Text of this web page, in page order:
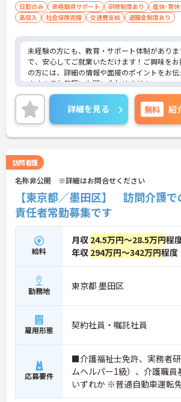
日勤のみ 資格取得サポート 研修制度あり
産休･育
高収入
社会保険完備 交通費支給 退職金制度あり
未経験の方にも、教育・サポート体制がありま
で、安心してご就業いただけます！ご興味をお
の方には、詳細の情報や面接のポイントをお伝
ますのでお気軽にお問い合わせください。
詳細を見る 無料 紹
訪問看護
名称非公開 ※詳細はお問合せください
【東京都／墨田区】 訪問介護
責任者常勤募集です
給料
月収 24.5万円～28.5万円程
年収 294万円～342万円程度
勤務地 東京都 墨田区
雇用形態 契約社員・嘱託社員
応募要件
■介護福祉士免許、実務者
ムヘルパー1級）、介護職員
いずれか ※普通自動車運転